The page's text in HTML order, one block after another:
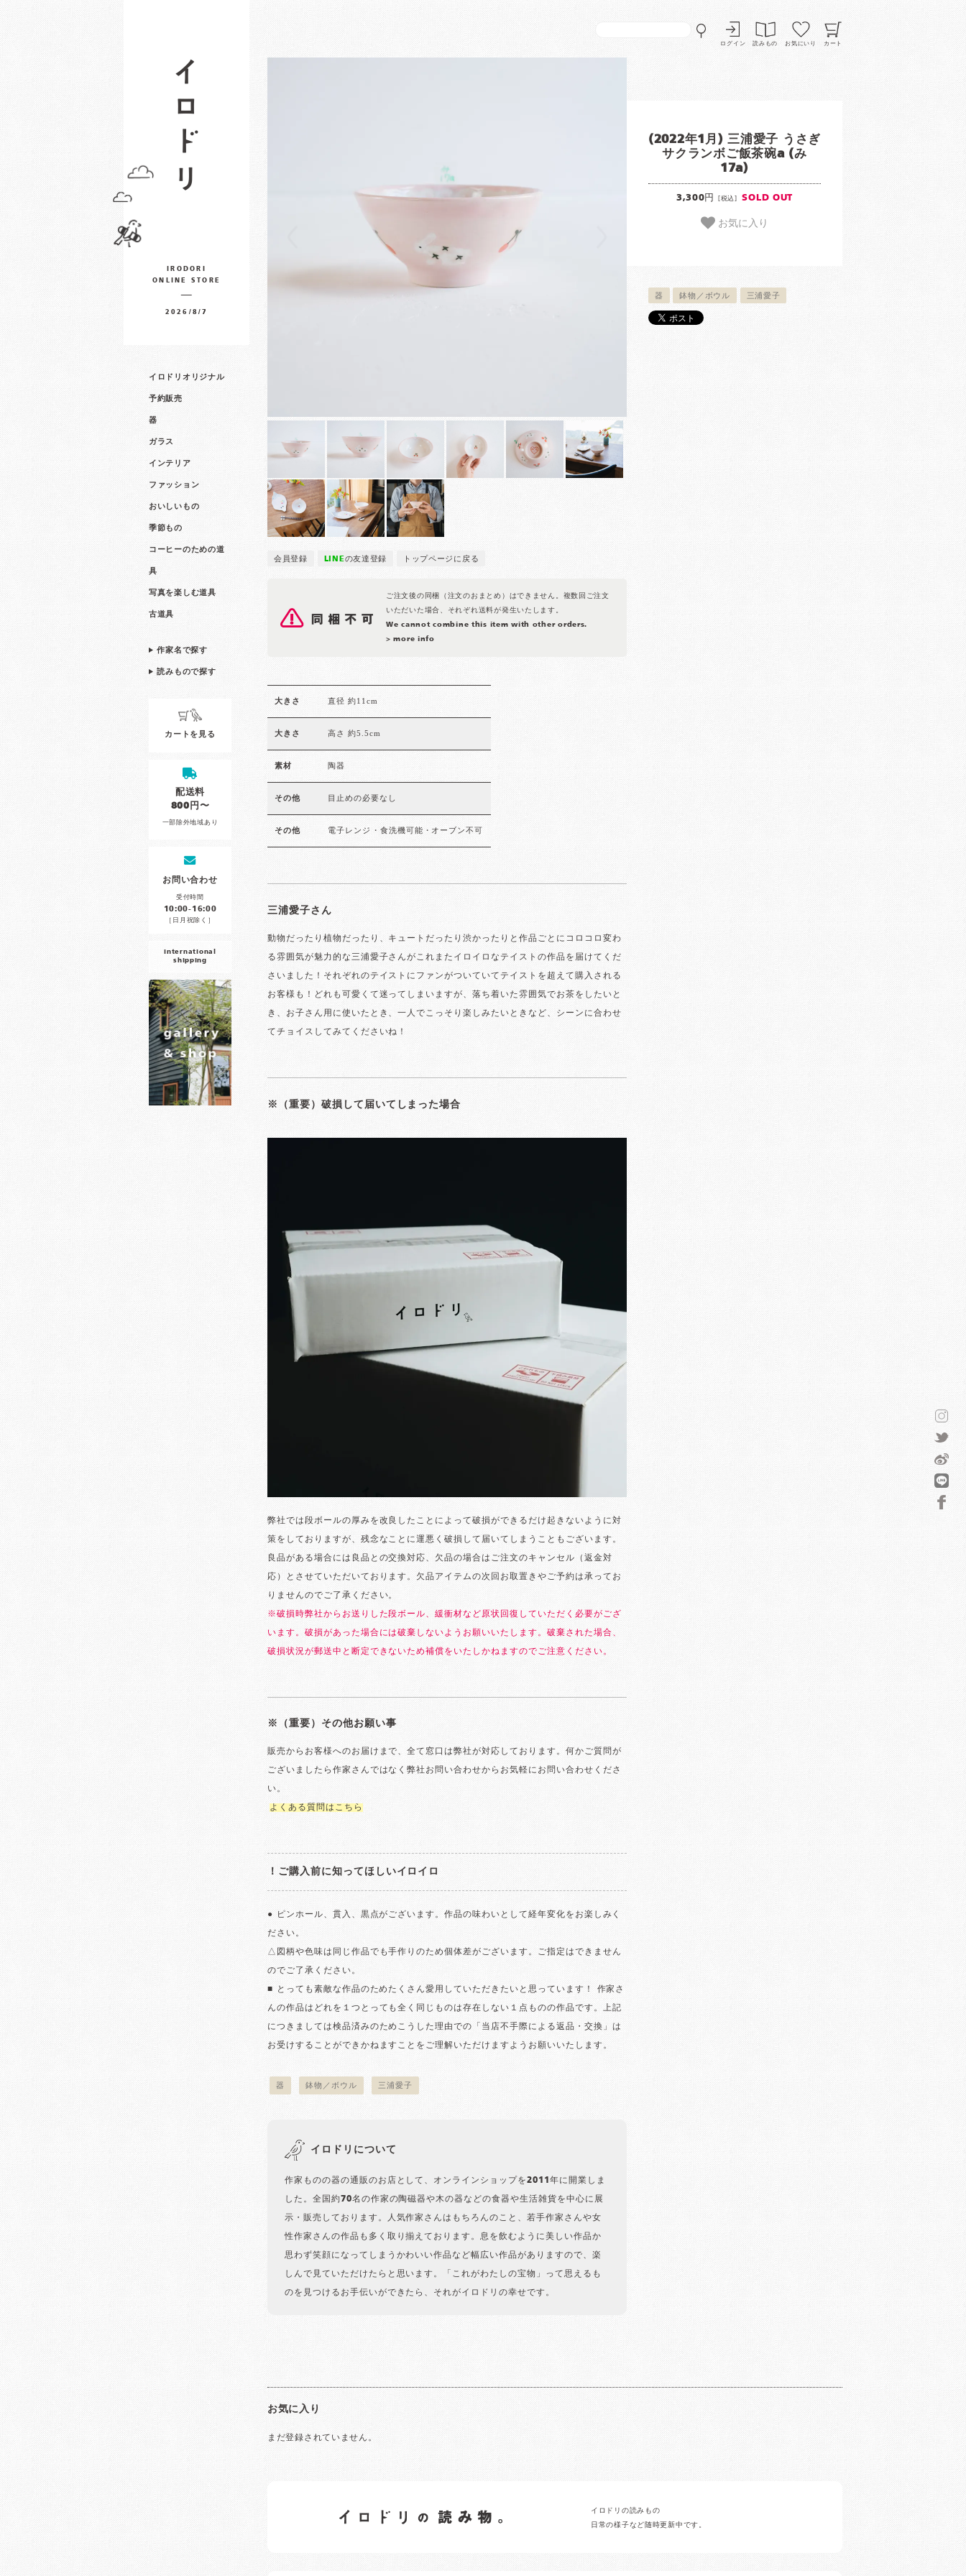
ログイン 読みもの お気にいり カート
IRODORI
ONLINE STORE
2026/8/7
イロドリオリジナル
予約販売
器
ガラス
インテリア
ファッション
おいしいもの
季節もの
コーヒーのための道
具
写真を楽しむ道具
古道具
作家名で探す
読みもので探す
カートを見る
配送料
800円〜
一部除外地域あり
お問い合わせ
受付時間
10:00-16:00
［日月祝除く］
international
shipping
会員登録 LINEの友達登録 トップページに戻る
ご注文後の同梱（注文のおまとめ）はできません。複数回ご注文
いただいた場合、それぞれ送料が発生いたします。
We cannot combine this item with other orders.
> more info
(2022年1月) 三浦愛子 うさぎ
サクランボご飯茶碗a (み
17a)
3,300円 [税込] SOLD OUT
お気に入り
器 鉢物／ボウル 三浦愛子
大きさ 直径 約11cm
大きさ 高さ 約5.5cm
素材 陶器
その他 目止めの必要なし
その他 電子レンジ・食洗機可能・オーブン不可
三浦愛子さん
動物だったり植物だったり、キュートだったり渋かったりと作品ごとにコロコロ変わ
る雰囲気が魅力的な三浦愛子さんがこれまたイロイロなテイストの作品を届けてくだ
さいました！それぞれのテイストにファンがついていてテイストを超えて購入される
お客様も！どれも可愛くて迷ってしまいますが、落ち着いた雰囲気でお茶をしたいと
き、お子さん用に使いたとき、一人でこっそり楽しみたいときなど、シーンに合わせ
てチョイスしてみてくださいね！
※（重要）破損して届いてしまった場合
弊社では段ボールの厚みを改良したことによって破損ができるだけ起きないように対
策をしておりますが、残念なことに運悪く破損して届いてしまうこともございます。
良品がある場合には良品との交換対応、欠品の場合はご注文のキャンセル（返金対
応）とさせていただいております。欠品アイテムの次回お取置きやご予約は承ってお
りませんのでご了承ください。
※破損時弊社からお送りした段ボール、緩衝材など原状回復していただく必要がござ
います。破損があった場合には破棄しないようお願いいたします。破棄された場合、
破損状況が郵送中と断定できないため補償をいたしかねますのでご注意ください。
※（重要）その他お願い事
販売からお客様へのお届けまで、全て窓口は弊社が対応しております。何かご質問が
ございましたら作家さんではなく弊社お問い合わせからお気軽にお問い合わせくださ
い。
よくある質問はこちら
！ご購入前に知ってほしいイロイロ
● ピンホール、貫入、黒点がございます。作品の味わいとして経年変化をお楽しみく
ださい。
△図柄や色味は同じ作品でも手作りのため個体差がございます。ご指定はできません
のでご了承ください。
■ とっても素敵な作品のためたくさん愛用していただきたいと思っています！ 作家さ
んの作品はどれを１つとっても全く同じものは存在しない１点ものの作品です。上記
につきましては検品済みのためこうした理由での「当店不手際による返品・交換」は
お受けすることができかねますことをご理解いただけますようお願いいたします。
器 鉢物／ボウル 三浦愛子
イロドリについて
作家ものの器の通販のお店として、オンラインショップを2011年に開業しま
した。全国約70名の作家の陶磁器や木の器などの食器や生活雑貨を中心に展
示・販売しております。人気作家さんはもちろんのこと、若手作家さんや女
性作家さんの作品も多く取り揃えております。息を飲むように美しい作品か
思わず笑顔になってしまうかわいい作品など幅広い作品がありますので、楽
しんで見ていただけたらと思います。「これがわたしの宝物」って思えるも
のを見つけるお手伝いができたら、それがイロドリの幸せです。
お気に入り
まだ登録されていません。
イロドリの読みもの
日常の様子など随時更新中です。